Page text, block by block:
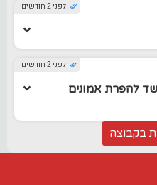
לפני 2 חודשים
לפני 2 חודשים
להפרת אמונים
בקבוצה